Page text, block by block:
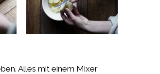
Alles mit einem Mixer